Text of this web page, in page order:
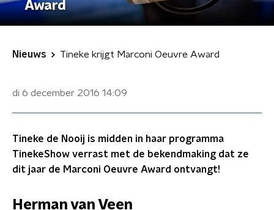
Award
Nieuws Tineke krijgt Marconi Oeuvre Award
di 6 december 2016 14:09
Tineke de Nooij is midden in haar programma
TinekeShow verrast met de bekendmaking dat ze
dit jaar de Marconi Oeuvre Award ontvangt!
Herman van Veen